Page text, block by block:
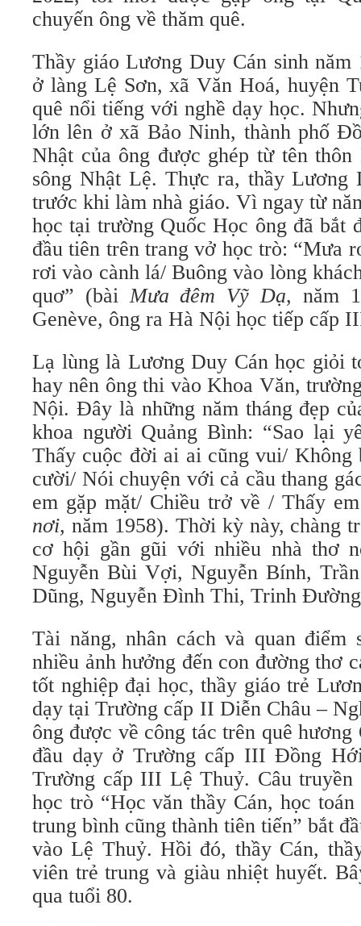
chuyến ông về thăm quê.
Thầy giáo Lương Duy Cán sinh năm
ở làng Lệ Sơn, xã Văn Hoá, huyện
quê nổi tiếng với nghề dạy học.
lớn lên ở xã Bảo Ninh, thành phố
Nhật của ông được ghép từ tên
sông Nhật Lệ. Thực ra, thầy Lương
trước khi làm nhà giáo. Vì ngay từ
học tại trường Quốc Học ông đã bắt
đầu tiên trên trang vở học trò: “Mưa
rơi vào cành lá/ Buông vào lòng
quơ” (bàiMưa đêm Vỹ Dạ, năm
Genève, ông ra Hà Nội học tiếp cấp
Lạ lùng là Lương Duy Cán học giỏi
hay nên ông thi vào Khoa Văn,
Nội. Đây là những năm tháng đẹp
khoa người Quảng Bình: “Sao lại
Thấy cuộc đời ai ai cũng vui/
cười/ Nói chuyện với cả cầu thang
em gặp mặt/ Chiều trở về / Thấy
nơi, năm 1958). Thời kỳ này, chàng
cơ hội gần gũi với nhiều nhà thơ
Nguyễn Bùi Vợi, Nguyễn Bính,
Dũng, Nguyễn Đình Thi, Trinh
Tài năng, nhân cách và quan điểm
nhiều ảnh hưởng đến con đường thơ
tốt nghiệp đại học, thầy giáo trẻ
dạy tại Trường cấp II Diễn Châu –
ông được về công tác trên quê
đầu dạy ở Trường cấp III Đồng
Trường cấp III Lệ Thuỷ. Câu truyền
học trò “Học văn thầy Cán, học
trung bình cũng thành tiên tiến” bắt
vào Lệ Thuỷ. Hồi đó, thầy Cán,
viên trẻ trung và giàu nhiệt huyết.
qua tuổi 80.